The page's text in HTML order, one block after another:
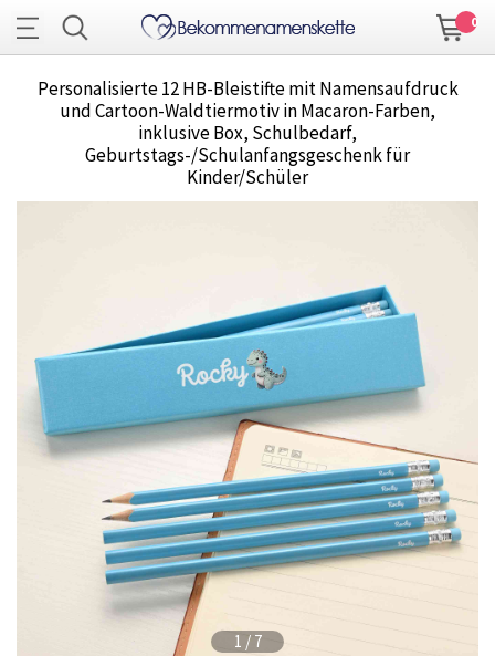
0
Personalisierte 12 HB-Bleistifte mit Namensaufdruck
und Cartoon-Waldtiermotiv in Macaron-Farben,
inklusive Box, Schulbedarf,
Geburtstags-/Schulanfangsgeschenk für
Kinder/Schüler
1 / 7